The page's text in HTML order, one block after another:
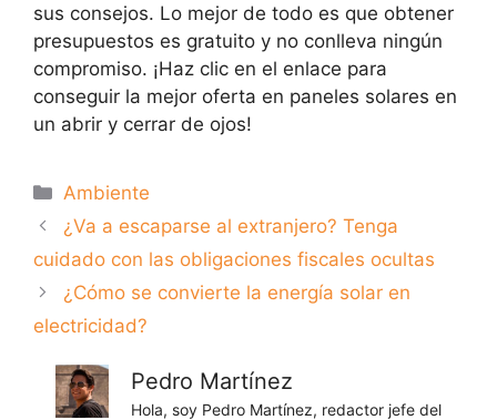
sus consejos. Lo mejor de todo es que obtener
presupuestos es gratuito y no conlleva ningún
compromiso. ¡Haz clic en el enlace para
conseguir la mejor oferta en paneles solares en
un abrir y cerrar de ojos!
Categorías
Ambiente
¿Va a escaparse al extranjero? Tenga
cuidado con las obligaciones fiscales ocultas
¿Cómo se convierte la energía solar en
electricidad?
Pedro Martínez
Hola, soy Pedro Martínez, redactor jefe del